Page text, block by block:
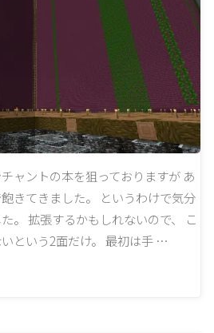
ャントの本を狙っておりますが あ
きてきました。 というわけで気分
。 拡張するかもしれないので、 こ
という2面だけ。 最初は手 …